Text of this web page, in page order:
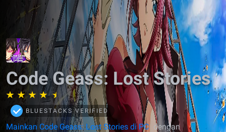
Code Geass: Lost Stories
BLUESTACKS VERIFIED
Mainkan Code Geass: Lost Stories di PC dengan